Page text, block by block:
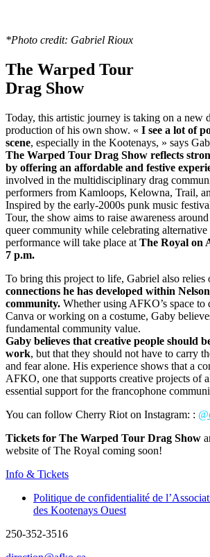
*Photo credit: Gabriel Rioux
The Warped Tour
Drag Show
Today, this artistic journey is taking on a new
production of his own show. « I see a lot of
scene, especially in the Kootenays, » says
The Warped Tour Drag Show reflects
by offering an affordable and festive
involved in the multidisciplinary drag
performers from Kamloops, Kelowna, Trail,
Inspired by the early-2000s punk music
Tour, the show aims to raise awareness
queer community while celebrating
performance will take place at The Royal on
7 p.m.
To bring this project to life, Gabriel also relies
connections he has developed within
community. Whether using AFKO’s space to
Canva or working on a costume, Gaby
fundamental community value.
Gaby believes that creative people should
work, but that they should not have to carry
and fear alone. His experience shows that a
AFKO, one that supports creative projects of
essential support for the francophone
You can follow Cherry Riot on Instagram: : @
Tickets for The Warped Tour Drag Show
website of The Royal coming soon!
Info & Tickets
Politique de confidentialité de
des Kootenays Ouest
250-352-3516